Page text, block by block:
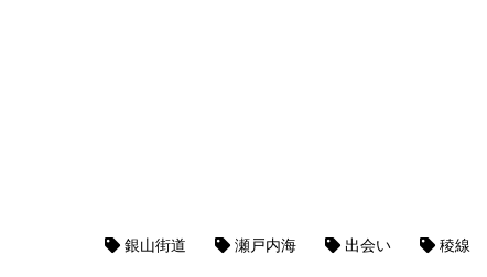
銀山街道 瀬戸内海 出会い 稜線